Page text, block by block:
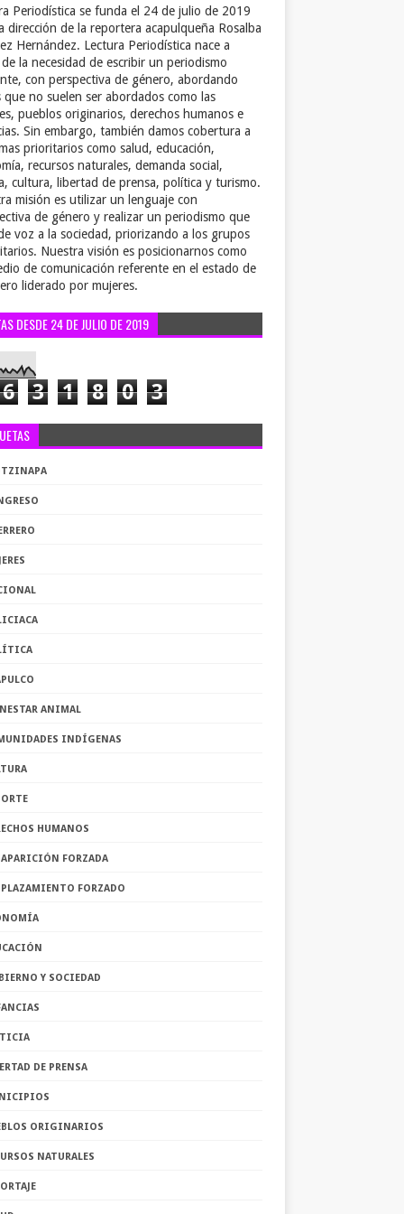
Periodística se funda el 24 de julio de 2019
dirección de la reportera acapulqueña Rosalba
Hernández. Lectura Periodística nace a
la necesidad de escribir un periodismo
con perspectiva de género, abordando
que no suelen ser abordados como las
pueblos originarios, derechos humanos e
Sin embargo, también damos cobertura a
prioritarios como salud, educación,
recursos naturales, demanda social,
cultura, libertad de prensa, política y turismo.
misión es utilizar un lenguaje con
de género y realizar un periodismo que
voz a la sociedad, priorizando a los grupos
Nuestra visión es posicionarnos como
de comunicación referente en el estado de
liderado por mujeres.
DESDE 24 DE JULIO DE 2019
6 3 1 8 0 3
ANIMAL
INDÍGENAS
HUMANOS
FORZADA
FORZADO
Y SOCIEDAD
DE PRENSA
ORIGINARIOS
NATURALES